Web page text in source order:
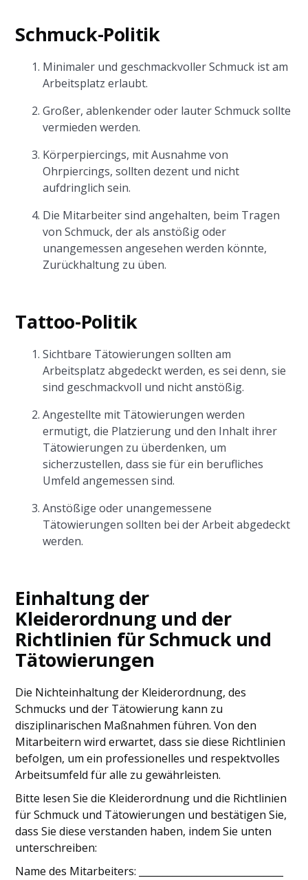
Schmuck-Politik
Minimaler und geschmackvoller Schmuck ist am
Arbeitsplatz erlaubt.
Großer, ablenkender oder lauter Schmuck sollte
vermieden werden.
Körperpiercings, mit Ausnahme von
Ohrpiercings, sollten dezent und nicht
aufdringlich sein.
Die Mitarbeiter sind angehalten, beim Tragen
von Schmuck, der als anstößig oder
unangemessen angesehen werden könnte,
Zurückhaltung zu üben.
Tattoo-Politik
Sichtbare Tätowierungen sollten am
Arbeitsplatz abgedeckt werden, es sei denn, sie
sind geschmackvoll und nicht anstößig.
Angestellte mit Tätowierungen werden
ermutigt, die Platzierung und den Inhalt ihrer
Tätowierungen zu überdenken, um
sicherzustellen, dass sie für ein berufliches
Umfeld angemessen sind.
Anstößige oder unangemessene
Tätowierungen sollten bei der Arbeit abgedeckt
werden.
Einhaltung der
Kleiderordnung und der
Richtlinien für Schmuck und
Tätowierungen
Die Nichteinhaltung der Kleiderordnung, des
Schmucks und der Tätowierung kann zu
disziplinarischen Maßnahmen führen. Von den
Mitarbeitern wird erwartet, dass sie diese Richtlinien
befolgen, um ein professionelles und respektvolles
Arbeitsumfeld für alle zu gewährleisten.
Bitte lesen Sie die Kleiderordnung und die Richtlinien
für Schmuck und Tätowierungen und bestätigen Sie,
dass Sie diese verstanden haben, indem Sie unten
unterschreiben:
Name des Mitarbeiters: ______________________________